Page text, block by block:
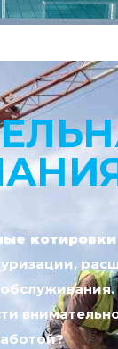
котировки